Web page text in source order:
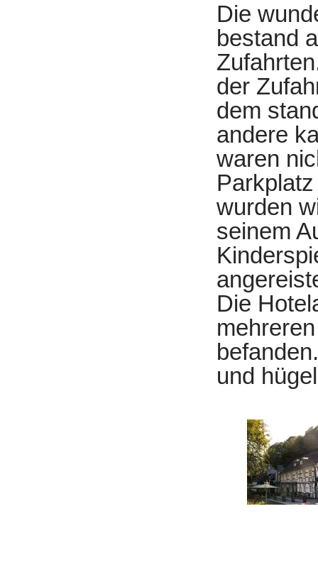
Die
bestand
der
dem
andere
waren
wurden
seinem
Die
und